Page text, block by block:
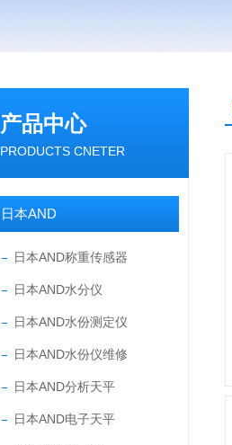
产品中心
PRODUCTS CNETER
日本AND
日本AND称重传感器
日本AND水分仪
日本AND水份测定仪
日本AND水份仪维修
日本AND分析天平
日本AND电子天平